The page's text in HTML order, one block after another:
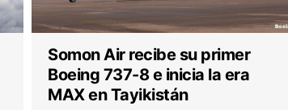
Somon Air recibe su primer
Boeing 737-8 e inicia la era
MAX en Tayikistán